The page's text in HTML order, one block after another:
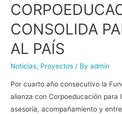
CONSOLIDA
AL PAÍS
Noticias, Proyectos / Byadmin
Por cuarto año consecutivo la
alianza con Corpoeducación para
asesoría, acompañamiento y